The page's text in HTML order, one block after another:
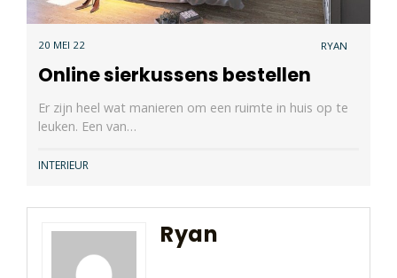
20 MEI 22 RYAN
Online sierkussens bestellen
Er zijn heel wat manieren om een ruimte in huis op te
leuken. Een van…
INTERIEUR
Ryan